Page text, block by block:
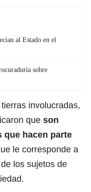
al Estado en el
sobre
involucradas,
que son
que hacen parte
le corresponde a
los sujetos de